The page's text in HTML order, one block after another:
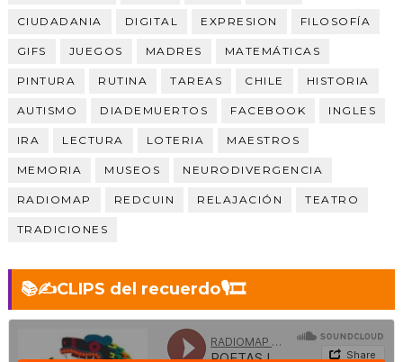
CIUDADANIA DIGITAL EXPRESION FILOSOFÍA
GIFS JUEGOS MADRES MATEMÁTICAS
PINTURA RUTINA TAREAS CHILE HISTORIA
AUTISMO DIADEMUERTOS FACEBOOK INGLES
IRA LECTURA LOTERIA MAESTROS
MEMORIA MUSEOS NEURODIVERGENCIA
RADIOMAP REDCUIN RELAJACIÓN TEATRO
TRADICIONES
📚✍️CLIPS del recuerdo🎙️🎞